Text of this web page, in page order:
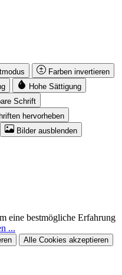
Farben invertieren
Hohe Sättigung
Schrift
hervorheben
Bilder ausblenden
eine bestmögliche Erfahrung
...
Alle Cookies akzeptieren